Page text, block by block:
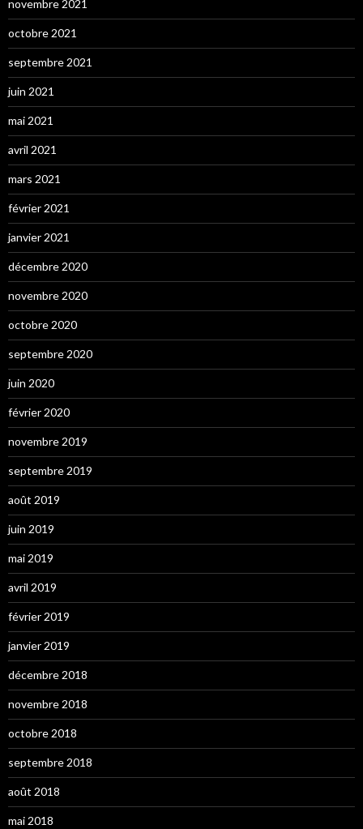
novembre 2021
octobre 2021
septembre 2021
juin 2021
mai 2021
avril 2021
mars 2021
février 2021
janvier 2021
décembre 2020
novembre 2020
octobre 2020
septembre 2020
juin 2020
février 2020
novembre 2019
septembre 2019
août 2019
juin 2019
mai 2019
avril 2019
février 2019
janvier 2019
décembre 2018
novembre 2018
octobre 2018
septembre 2018
août 2018
mai 2018